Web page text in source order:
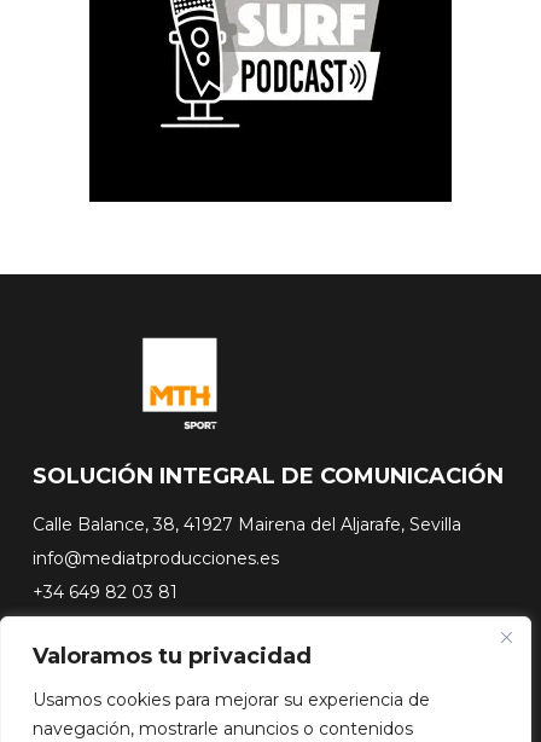
Valoramos tu privacidad
Usamos cookies para mejorar su experiencia de
navegación, mostrarle anuncios o contenidos
SOLUCIÓN INTEGRAL DE COMUNICACIÓN
Calle Balance, 38, 41927 Mairena del Aljarafe, Sevilla
info@mediatproducciones.es
+34 649 82 03 81
#FLASHSURFING
#CONEXIONSURFING
A CONTRA PICO